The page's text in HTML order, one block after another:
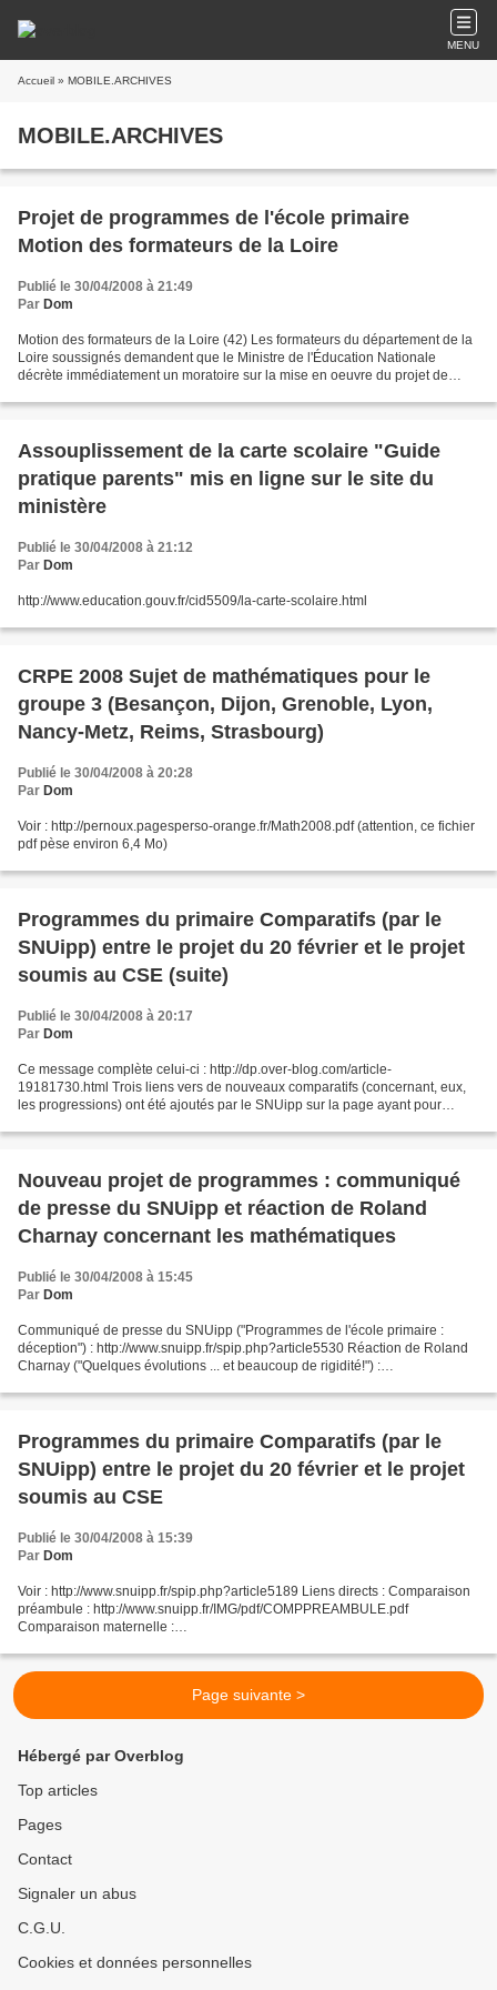
MENU
Accueil » MOBILE.ARCHIVES
MOBILE.ARCHIVES
Projet de programmes de l'école primaire
Motion des formateurs de la Loire
Publié le 30/04/2008 à 21:49
Par Dom
Motion des formateurs de la Loire (42) Les formateurs du département de la
Loire soussignés demandent que le Ministre de l'Éducation Nationale
décrète immédiatement un moratoire sur la mise en oeuvre du projet de
Assouplissement de la carte scolaire "Guide
pratique parents" mis en ligne sur le site du
ministère
Publié le 30/04/2008 à 21:12
Par Dom
http://www.education.gouv.fr/cid5509/la-carte-scolaire.html
CRPE 2008 Sujet de mathématiques pour le
groupe 3 (Besançon, Dijon, Grenoble, Lyon,
Nancy-Metz, Reims, Strasbourg)
Publié le 30/04/2008 à 20:28
Par Dom
Voir : http://pernoux.pagesperso-orange.fr/Math2008.pdf (attention, ce fichier
pdf pèse environ 6,4 Mo)
Programmes du primaire Comparatifs (par le
SNUipp) entre le projet du 20 février et le projet
soumis au CSE (suite)
Publié le 30/04/2008 à 20:17
Par Dom
Ce message complète celui-ci : http://dp.over-blog.com/article-
19181730.html Trois liens vers de nouveaux comparatifs (concernant, eux,
les progressions) ont été ajoutés par le SNUipp sur la page ayant pour
Nouveau projet de programmes : communiqué
de presse du SNUipp et réaction de Roland
Charnay concernant les mathématiques
Publié le 30/04/2008 à 15:45
Par Dom
Communiqué de presse du SNUipp ("Programmes de l'école primaire :
déception") : http://www.snuipp.fr/spip.php?article5530 Réaction de Roland
Charnay ("Quelques évolutions ... et beaucoup de rigidité!") :
Programmes du primaire Comparatifs (par le
SNUipp) entre le projet du 20 février et le projet
soumis au CSE
Publié le 30/04/2008 à 15:39
Par Dom
Voir : http://www.snuipp.fr/spip.php?article5189 Liens directs : Comparaison
préambule : http://www.snuipp.fr/IMG/pdf/COMPPREAMBULE.pdf
Comparaison maternelle :
http://www.snuipp.fr/IMG/pdf/COMPcycle2.pdf...
Page suivante >
Hébergé par Overblog
Top articles
Pages
Contact
Signaler un abus
C.G.U.
Cookies et données personnelles